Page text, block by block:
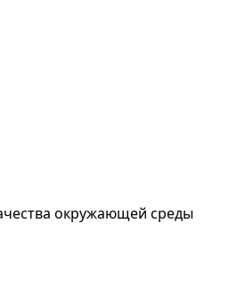
окружающей среды